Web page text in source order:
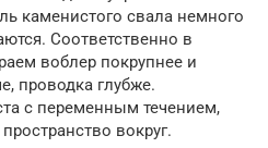
каменистого свала немного
Соответственно в
воблер покрупнее и
проводка глубже.
с переменным течением,
вокруг.